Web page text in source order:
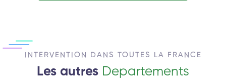
INTERVENTION DANS TOUTES LA FRANCE
Les autres Departements